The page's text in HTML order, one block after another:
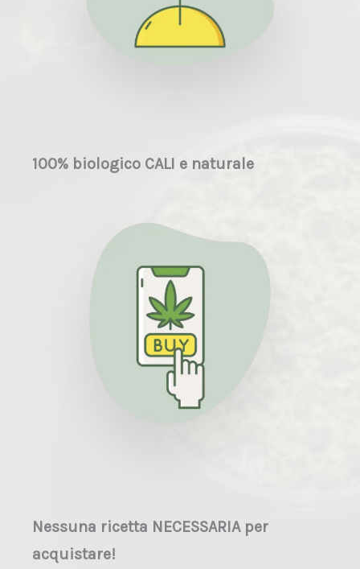
100% biologico CALI e naturale
Nessuna ricetta NECESSARIA per
acquistare!